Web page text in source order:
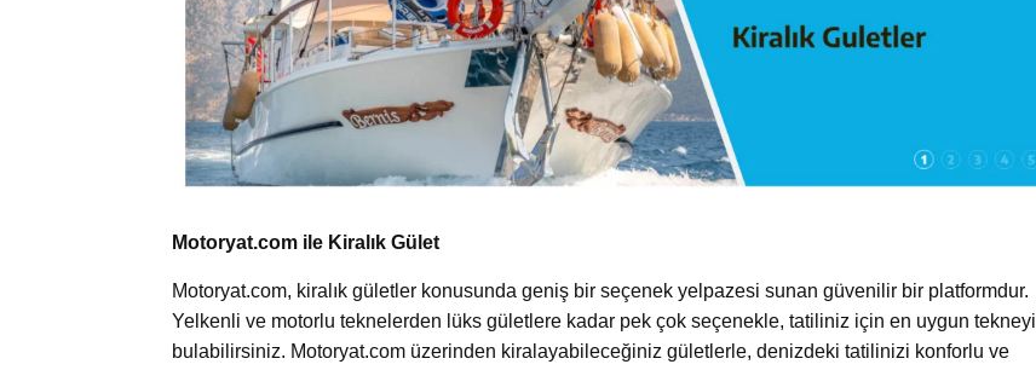
Motoryat.com ile Kiralık Gület
Motoryat.com, kiralık gületler konusunda geniş bir seçenek yelpazesi sunan güvenilir bir platformdur.
Yelkenli ve motorlu teknelerden lüks gületlere kadar pek çok seçenekle, tatiliniz için en uygun tekneyi
bulabilirsiniz. Motoryat.com üzerinden kiralayabileceğiniz gületlerle, denizdeki tatilinizi konforlu ve